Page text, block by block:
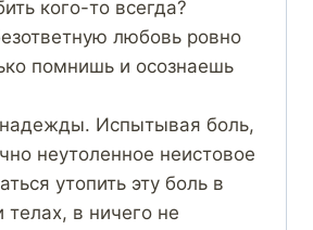
кого-то всегда?
любовь ровно
помнишь и осознаешь
Испытывая боль,
неутоленное неистовое
утопить эту боль в
телах, в ничего не